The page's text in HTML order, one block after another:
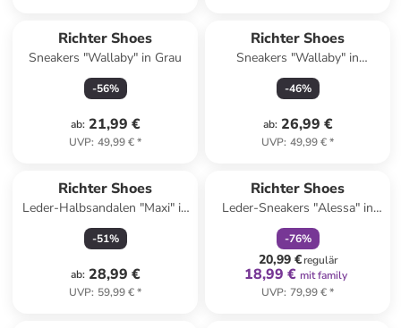
Richter Shoes
Sneakers "Wallaby" in Grau
-56%
ab: 21,99 €
UVP: 49,99 €*
Richter Shoes
Sneakers "Wallaby" in
Dunkelblau
-46%
ab: 26,99 €
UVP: 49,99 €*
Richter Shoes
Leder-Halbsandalen "Maxi" in
Grau
-51%
ab: 28,99 €
UVP: 59,99 €*
Richter Shoes
Leder-Sneakers "Alessa" in
Dunkelblau
-76%
20,99 €regulär
18,99 € mit family
UVP: 79,99 €*